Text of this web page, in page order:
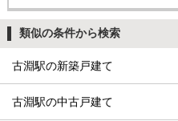
類似の条件から検索
古淵駅の新築戸建て
古淵駅の中古戸建て